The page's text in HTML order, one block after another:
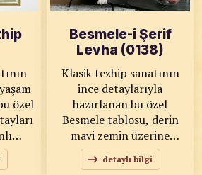
özel
bir
Besmele-i Şerif
Levha (0138)
Klasik tezhip sanatının
ince detaylarıyla
hazırlanan bu özel
Besmele tablosu, derin
mavi zemin üzerine
işlenen altın floral
motifleriyle estetik ve
detaylı bilgi